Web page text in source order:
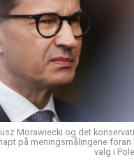
Morawiecki og det
på meningsmålingene
valg i